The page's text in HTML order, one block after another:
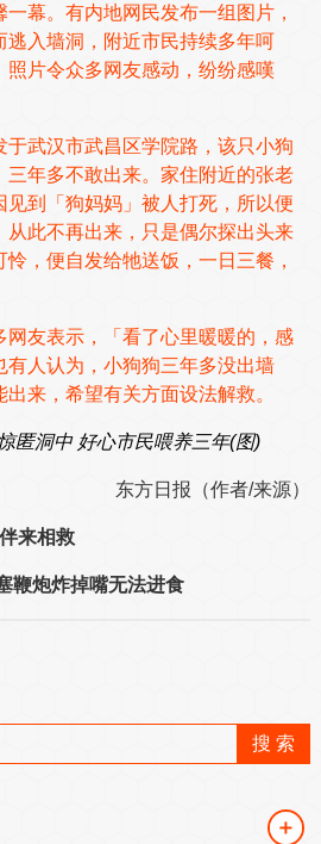
幕。有内地网民发布一组图片，
逃入墙洞，附近市民持续多年呵
照片令众多网友感动，纷纷感嘆
于武汉市武昌区学院路，该只小狗
三年多不敢出来。家住附近的张老
到「狗妈妈」被人打死，所以便
从此不再出来，只是偶尔探出头来
，便自发给牠送饭，一日三餐，
网友表示，「看了心里暖暖的，感
有人认为，小狗狗三年多没出墙
来，希望有关方面设法解救。
匿洞中 好心市民喂养三年(图)
东方日报（作者/来源）
来相救
鞭炮炸掉嘴无法进食
＋